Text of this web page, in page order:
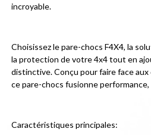
incroyable.
Choisissez le pare-chocs F4X4, la
la protection de votre 4x4 tout en
distinctive. Conçu pour faire face
ce pare-chocs fusionne
Caractéristiques principales: